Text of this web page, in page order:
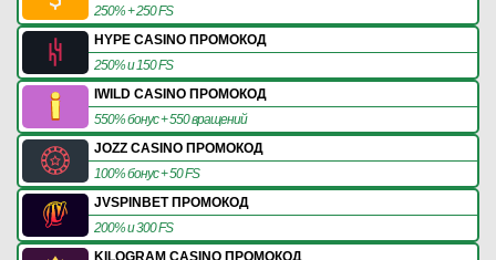
250% + 250 FS
HYPE CASINO ПРОМОКОД
250% и 150 FS
IWILD CASINO ПРОМОКОД
550% бонус + 550 вращений
JOZZ CASINO ПРОМОКОД
100% бонус + 50 FS
JVSPINBET ПРОМОКОД
200% и 300 FS
KILOGRAM CASINO ПРОМОКОД